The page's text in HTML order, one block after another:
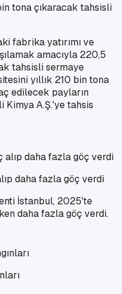
tona çıkaracak tahsisli
fabrika yatırımı ve
amacıyla 220,5
tahsisli sermaye
yıllık 210 bin tona
edilecek payların
Kimya A.Ş.'ye tahsis
daha fazla göç verdi
İstanbul, 2025'te
daha fazla göç verdi.